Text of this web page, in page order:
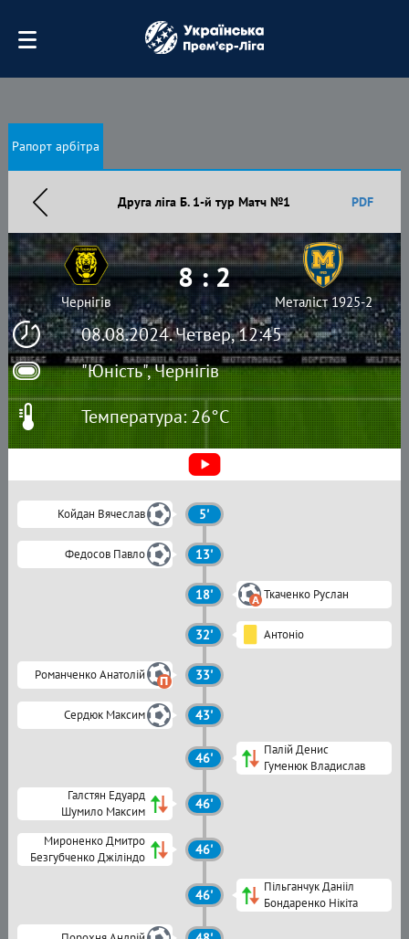
Рапорт арбітра
Друга ліга Б. 1-й тур Матч №1 PDF
08.08.2024. Четвер, 12:45
"Юність", Чернігів
Чернігів
8 : 2
Металіст 1925-2
Температура: 26°C
Койдан Вячеслав 5'
Федосов Павло 13'
18' Ткаченко Руслан
32' Антоніо
Романченко Анатолій 33'
Сердюк Максим 43'
46'
Палій Денис
Гуменюк Владислав
Галстян Едуард
Шумило Максим
46'
Мироненко Дмитро
Безгубченко Джіліндо
46'
46'
Пільганчук Данііл
Бондаренко Нікіта